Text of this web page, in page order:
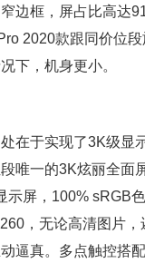
边框，屏占比高达
2020款跟同价位
下，机身更小。
在于实现了3K级显
唯一的3K炫丽全面
示屏，100% sRGB
，无论高清图片
逼真。多点触控搭